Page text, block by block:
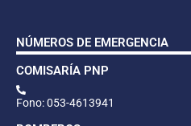
NÚMEROS DE EMERGENCIA
COMISARÍA PNP
Fono: 053-4613941